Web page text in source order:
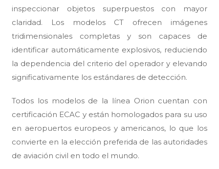
inspeccionar objetos superpuestos con mayor
claridad. Los modelos CT ofrecen imágenes
tridimensionales completas y son capaces de
identificar automáticamente explosivos, reduciendo
la dependencia del criterio del operador y elevando
significativamente los estándares de detección.
Todos los modelos de la línea Orion cuentan con
certificación ECAC y están homologados para su uso
en aeropuertos europeos y americanos, lo que los
convierte en la elección preferida de las autoridades
de aviación civil en todo el mundo.